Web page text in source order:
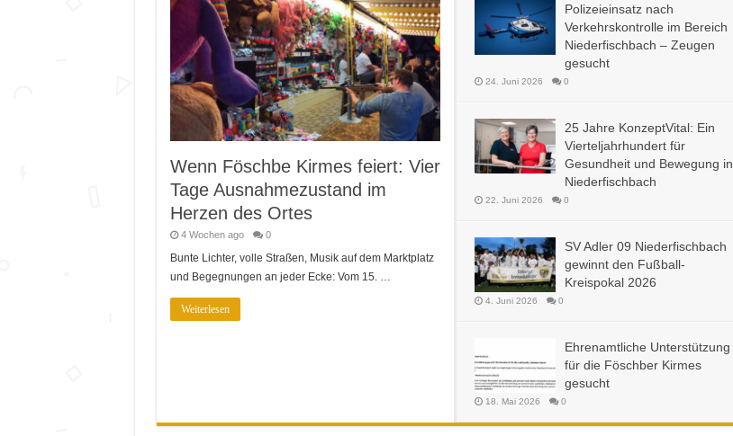
Wenn Föschbe Kirmes feiert: Vier
Tage Ausnahmezustand im
Herzen des Ortes
4 Wochen ago 0
Bunte Lichter, volle Straßen, Musik auf dem Marktplatz
und Begegnungen an jeder Ecke: Vom 15. …
Weiterlesen
Polizeieinsatz nach
Verkehrskontrolle im Bereich
Niederfischbach – Zeugen
gesucht
24. Juni 2026 0
25 Jahre KonzeptVital: Ein
Vierteljahrhundert für
Gesundheit und Bewegung in
Niederfischbach
22. Juni 2026 0
SV Adler 09 Niederfischbach
gewinnt den Fußball-
Kreispokal 2026
4. Juni 2026 0
Ehrenamtliche Unterstützung
für die Föschber Kirmes
gesucht
18. Mai 2026 0